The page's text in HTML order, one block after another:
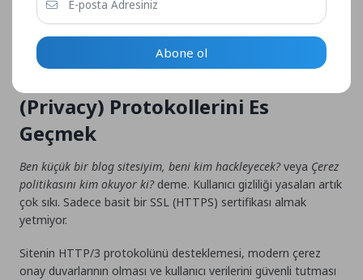
(Privacy) Protokollerini Es
Geçmek
Ben küçük bir blog sitesiyim, beni kim hackleyecek?veya Çerez
politikasını kim okuyor ki?deme. Kullanıcı gizliliği yasaları artık
çok sıkı. Sadece basit birSSL (HTTPS) sertifikası almak
yetmiyor.
Sitenin HTTP/3 protokolünü desteklemesi, modern çerez
onay duvarlarının olması ve kullanıcı verilerini güvenli tutması
Abone ol